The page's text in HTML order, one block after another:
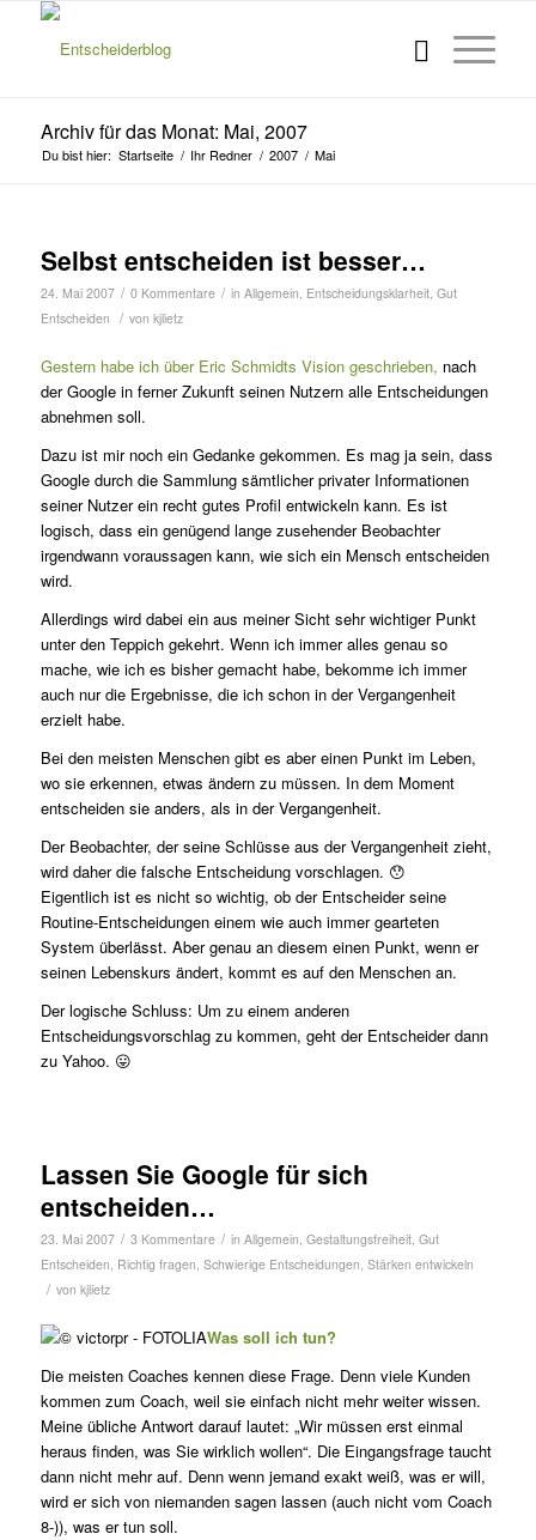
Archiv für das Monat: Mai, 2007
Du bist hier: Startseite / Ihr Redner / 2007 / Mai
Selbst entscheiden ist besser…
24. Mai 2007 / 0 Kommentare / in Allgemein, Entscheidungsklarheit, Gut
Entscheiden / von kjlietz
Gestern habe ich über Eric Schmidts Vision geschrieben, nach
der Google in ferner Zukunft seinen Nutzern alle Entscheidungen
abnehmen soll.
Dazu ist mir noch ein Gedanke gekommen. Es mag ja sein, dass
Google durch die Sammlung sämtlicher privater Informationen
seiner Nutzer ein recht gutes Profil entwickeln kann. Es ist
logisch, dass ein genügend lange zusehender Beobachter
irgendwann voraussagen kann, wie sich ein Mensch entscheiden
wird.
Allerdings wird dabei ein aus meiner Sicht sehr wichtiger Punkt
unter den Teppich gekehrt. Wenn ich immer alles genau so
mache, wie ich es bisher gemacht habe, bekomme ich immer
auch nur die Ergebnisse, die ich schon in der Vergangenheit
erzielt habe.
Bei den meisten Menschen gibt es aber einen Punkt im Leben,
wo sie erkennen, etwas ändern zu müssen. In dem Moment
entscheiden sie anders, als in der Vergangenheit.
Der Beobachter, der seine Schlüsse aus der Vergangenheit zieht,
wird daher die falsche Entscheidung vorschlagen. 😯
Eigentlich ist es nicht so wichtig, ob der Entscheider seine
Routine-Entscheidungen einem wie auch immer gearteten
System überlässt. Aber genau an diesem einen Punkt, wenn er
seinen Lebenskurs ändert, kommt es auf den Menschen an.
Der logische Schluss: Um zu einem anderen
Entscheidungsvorschlag zu kommen, geht der Entscheider dann
zu Yahoo. 😛
Lassen Sie Google für sich
entscheiden…
23. Mai 2007 / 3 Kommentare / in Allgemein, Gestaltungsfreiheit, Gut
Entscheiden, Richtig fragen, Schwierige Entscheidungen, Stärken entwickeln
/ von kjlietz
Was soll ich tun?
Die meisten Coaches kennen diese Frage. Denn viele Kunden
kommen zum Coach, weil sie einfach nicht mehr weiter wissen.
Meine übliche Antwort darauf lautet: „Wir müssen erst einmal
heraus finden, was Sie wirklich wollen“. Die Eingangsfrage taucht
dann nicht mehr auf. Denn wenn jemand exakt weiß, was er will,
wird er sich von niemanden sagen lassen (auch nicht vom Coach
8-)), was er tun soll.